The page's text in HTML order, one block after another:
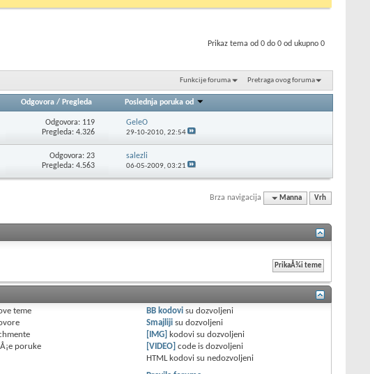
Prikaz tema od 0 do 0 od ukupno 0
Funkcije foruma Pretraga ovog foruma
Odgovora / Pregleda Poslednja poruka od
Odgovora: 119
Pregleda: 4.326
GeleO
29-10-2010, 22:54
Odgovora: 23
Pregleda: 4.563
salezli
06-05-2009, 03:21
Brza navigacija Manna Vrh
teme
poruke
BB kodovi sudozvoljeni
Smajliji sudozvoljeni
[IMG] kodovi sudozvoljeni
[VIDEO] code isdozvoljeni
HTML kodovi su nedozvoljeni